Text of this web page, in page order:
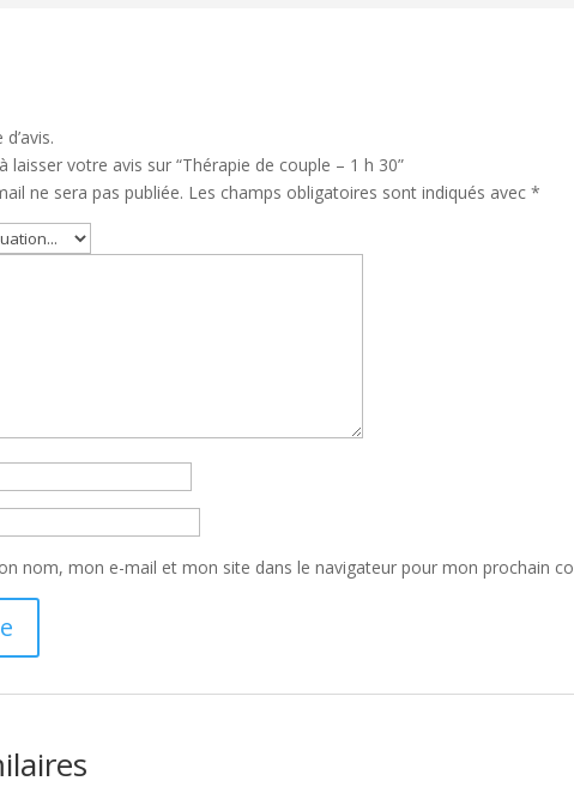
laisser votre avis sur “Thérapie de couple – 1 h 30”
ne sera pas publiée. Les champs obligatoires sont indiqués avec*
nom, mon e-mail et mon site dans le navigateur pour mon prochain